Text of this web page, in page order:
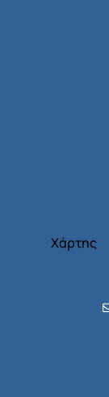
Χάρτης